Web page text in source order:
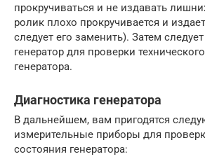
прокручиваться и не издавать
ролик плохо прокручивается и
следует его заменить). Затем
генератор для проверки
генератора.
Диагностика генератора
В дальнейшем, вам пригодятся
измерительные приборы для
состояния генератора: